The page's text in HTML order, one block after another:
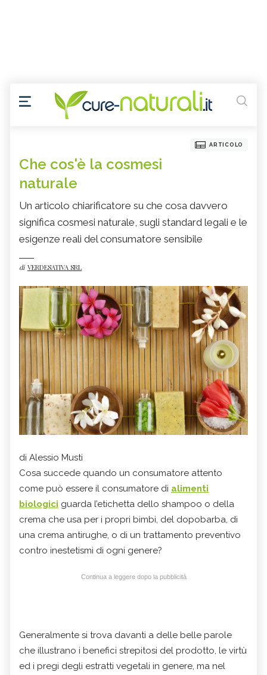
ARTICOLO
Che cos'è la cosmesi
naturale
Un articolo chiarificatore su che cosa davvero
significa cosmesi naturale, sugli standard legali e le
esigenze reali del consumatore sensibile
di VERDESATIVA SRL
di Alessio Musti
Cosa succede quando un consumatore attento
come può essere il consumatore di alimenti
biologici guarda l’etichetta dello shampoo o della
crema che usa per i propri bimbi, del dopobarba, di
una crema antirughe, o di un trattamento preventivo
contro inestetismi di ogni genere?
Continua a leggere dopo la pubblicità
Generalmente si trova davanti a delle belle parole
che illustrano i benefici strepitosi del prodotto, le virtù
ed i pregi degli estratti vegetali in genere, ma nel